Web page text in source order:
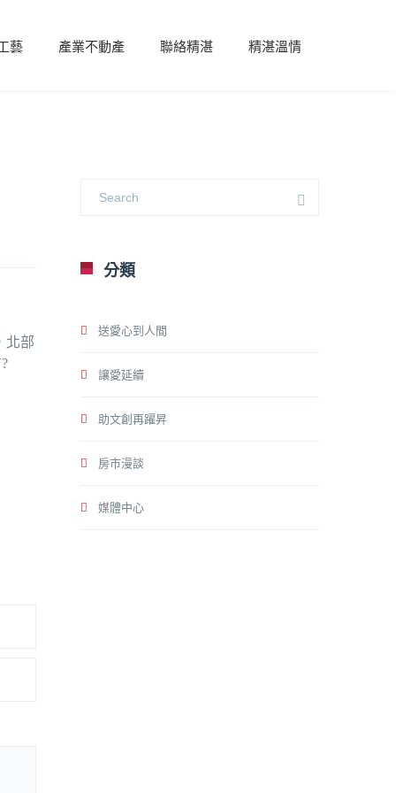
藝 產業不動產 聯絡精湛 精湛溫情
北部
分類
送愛心到人間
讓愛延續
助文創再躍昇
房市漫談
媒體中心